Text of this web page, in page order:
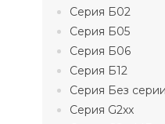
Серия Б02
Серия Б05
Серия Б06
Серия Б12
Серия Без серии
Серия G2xx